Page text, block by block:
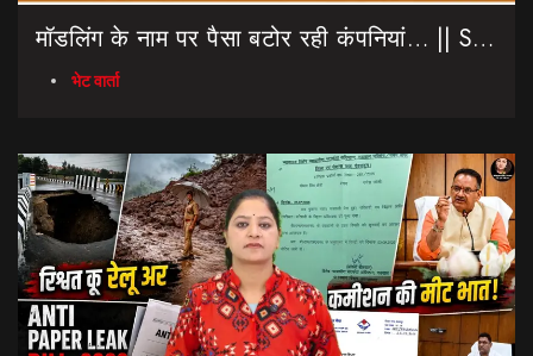
मॉडलिंग के नाम पर पैसा बटोर रही कंपनियां… || Sinmit Communications || Miss Uttarakhand 2026
भेट वार्ता